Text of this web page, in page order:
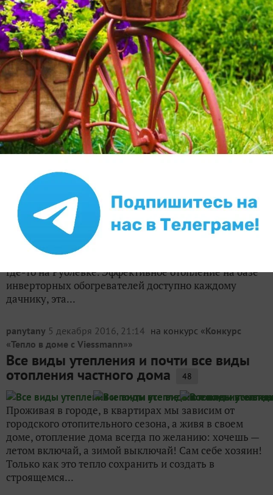
lukor 7 декабря 2014, 02:55
Чем быстро и эффективно согреться,
приезжая на холодную дачу 138
Речь пойдет о том, как обогреть в холода летний
дачный домик. То есть домик, не приспособленный
для зимнего проживания. Именно такой у меня, и я
поделюсь с вами, как согреваюсь в нем, приезжая
зимой на дачу. Как быстро и эффективно согреть...
Как отапливать дом электричеством с
умом — недорого и эффективно
Управлять теплом на даче или в частном доме
удаленно сейчас может каждый. Для этого не нужно
быть обладателем коттеджа с системой «умный дом»
где-то на Рублевке. Эффективное отопление на базе
инверторных обогревателей доступно каждому
дачнику, эта...
panytany 5 декабря 2016, 21:14 на конкурс «Конкурс
«Тепло в доме с Viessmann»»
Все виды утепления и почти все виды
отопления частного дома 48
Проживая в городе, в квартирах мы зависим от
городского отопительного сезона, а живя в своем
доме, отопление дома всегда по желанию: хочешь —
летом включай, а зимой выключай! Сам себе хозяин!
Только как это тепло сохранить и создать в
строящемся...